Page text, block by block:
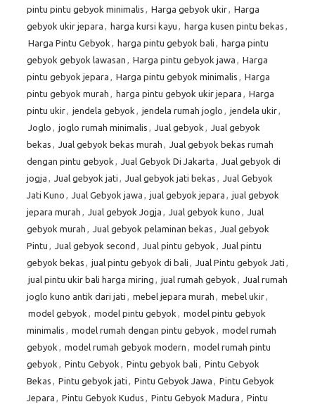
pintu pintu gebyok minimalis , Harga gebyok ukir, Harga
gebyok ukir jepara , harga kursi kayu , harga kusen pintu bekas ,
Harga Pintu Gebyok , harga pintu gebyok bali , harga pintu
gebyok gebyok lawasan , Harga pintu gebyok jawa , Harga
pintu gebyok jepara , Harga pintu gebyok minimalis , Harga
pintu gebyok murah , harga pintu gebyok ukir jepara , Harga
pintu ukir, jendela gebyok , jendela rumah joglo , jendela ukir,
Joglo , joglo rumah minimalis , Jual gebyok , Jual gebyok
bekas , Jual gebyok bekas murah , Jual gebyok bekas rumah
dengan pintu gebyok , Jual Gebyok Di Jakarta , Jual gebyok di
jogja , Jual gebyok jati , Jual gebyok jati bekas , Jual Gebyok
Jati Kuno , Jual Gebyok jawa , jual gebyok jepara , jual gebyok
jepara murah , Jual gebyok Jogja , Jual gebyok kuno , Jual
gebyok murah , Jual gebyok pelaminan bekas , Jual gebyok
Pintu , Jual gebyok second , Jual pintu gebyok , Jual pintu
gebyok bekas , jual pintu gebyok di bali , Jual Pintu gebyok Jati ,
jual pintu ukir bali harga miring , jual rumah gebyok , Jual rumah
joglo kuno antik dari jati , mebel jepara murah , mebel ukir,
model gebyok , model pintu gebyok , model pintu gebyok
minimalis , model rumah dengan pintu gebyok , model rumah
gebyok , model rumah gebyok modern , model rumah pintu
gebyok , Pintu Gebyok , Pintu gebyok bali , Pintu Gebyok
Bekas , Pintu gebyok jati , Pintu Gebyok Jawa , Pintu Gebyok
Jepara , Pintu Gebyok Kudus , Pintu Gebyok Madura , Pintu